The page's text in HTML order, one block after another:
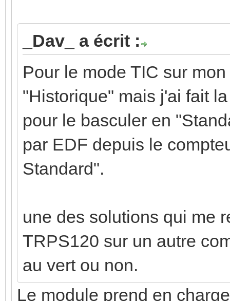
_Dav_ a écrit :
Pour le mode TIC sur
"Historique" mais j'ai fait
pour le basculer en
par EDF depuis le
Standard".
une des solutions qui me
TRPS120 sur un autre
au vert ou non.
Le module prend en